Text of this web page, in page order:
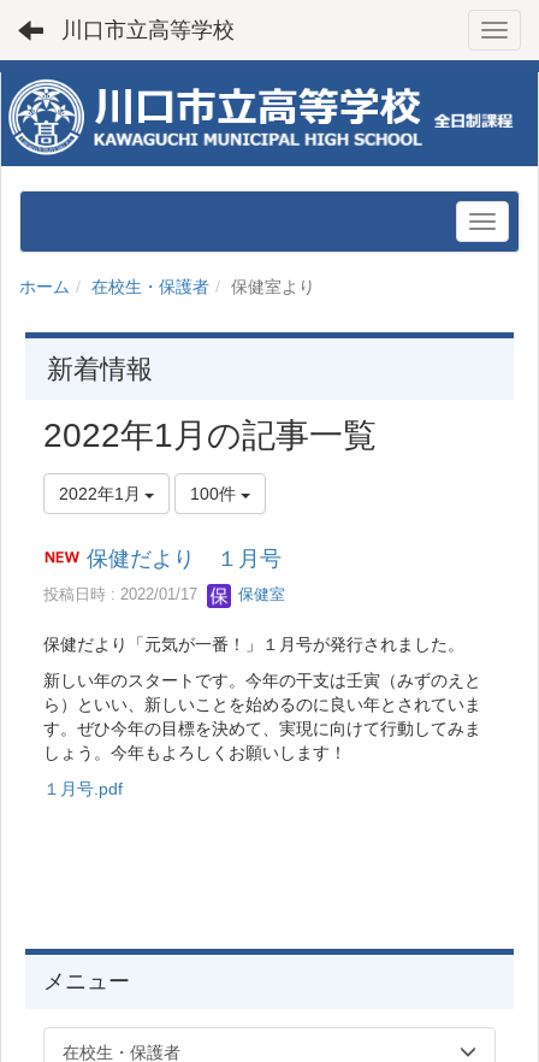
川口市立高等学校
ホーム 在校生・保護者 保健室より
新着情報
2022年1月の記事一覧
2022年1月 100件
保健だより １月号
投稿日時 : 2022/01/17 保健室
保健だより「元気が一番！」１月号が発行されました。
新しい年のスタートです。今年の干支は壬寅（みずのえと
ら）といい、新しいことを始めるのに良い年とされていま
す。ぜひ今年の目標を決めて、実現に向けて行動してみま
しょう。今年もよろしくお願いします！
１月号.pdf
メニュー
在校生・保護者